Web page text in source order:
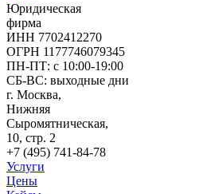
Юридическая
фирма
ИНН 7702412270
ОГРН 1177746079345
ПН-ПТ: с 10:00-19:00
СБ-ВС: выходные дни
г. Москва,
Нижняя
Сыромятническая,
10, стр. 2
+7 (495) 741-84-78
Услуги
Цены